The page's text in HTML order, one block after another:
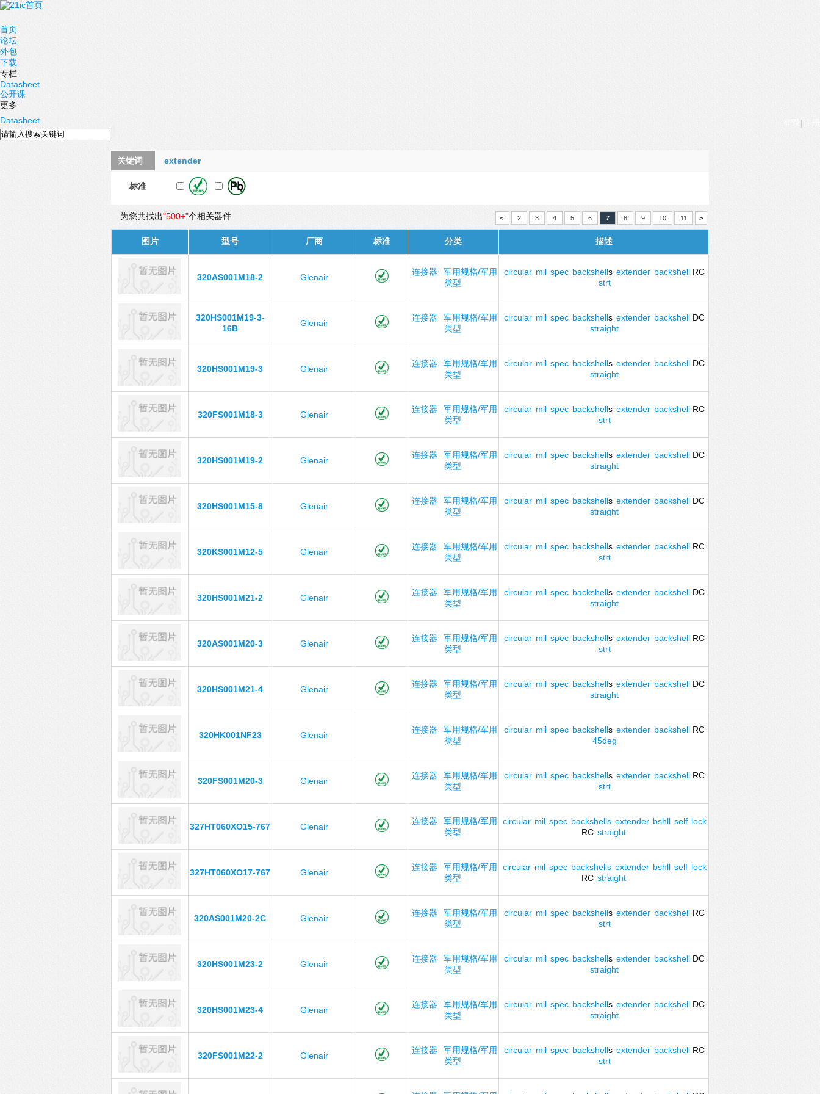
首页
论坛
外包
下载
专栏
Datasheet
公开课
更多
|
Datasheet
关键词 extender
标准
为您共找出"500+"个相关器件 < 2 3 4 5 6 7 8 9 10 11 >
图片 型号 厂商 标准 分类 描述
320AS001M18-2 Glenair
连接器
军用规格/军用
类型
circular mil spec backshells extender backshell RC
strt
320HS001M19-3-
16B
Glenair
连接器
军用规格/军用
类型
circular mil spec backshells extender backshell DC
straight
320HS001M19-3 Glenair
连接器
军用规格/军用
类型
circular mil spec backshells extender backshell DC
straight
320FS001M18-3 Glenair
连接器
军用规格/军用
类型
circular mil spec backshells extender backshell RC
strt
320HS001M19-2 Glenair
连接器
军用规格/军用
类型
circular mil spec backshells extender backshell DC
straight
320HS001M15-8 Glenair
连接器
军用规格/军用
类型
circular mil spec backshells extender backshell DC
straight
320KS001M12-5 Glenair
连接器
军用规格/军用
类型
circular mil spec backshells extender backshell RC
strt
320HS001M21-2 Glenair
连接器
军用规格/军用
类型
circular mil spec backshells extender backshell DC
straight
320AS001M20-3 Glenair
连接器
军用规格/军用
类型
circular mil spec backshells extender backshell RC
strt
320HS001M21-4 Glenair
连接器
军用规格/军用
类型
circular mil spec backshells extender backshell DC
straight
320HK001NF23 Glenair
连接器
军用规格/军用
类型
circular mil spec backshells extender backshell RC
45deg
320FS001M20-3 Glenair
连接器
军用规格/军用
类型
circular mil spec backshells extender backshell RC
strt
327HT060XO15-767 Glenair
连接器
军用规格/军用
类型
circular mil spec backshells extender bshll self lock
RC straight
327HT060XO17-767 Glenair
连接器
军用规格/军用
类型
circular mil spec backshells extender bshll self lock
RC straight
320AS001M20-2C Glenair
连接器
军用规格/军用
类型
circular mil spec backshells extender backshell RC
strt
320HS001M23-2 Glenair
连接器
军用规格/军用
类型
circular mil spec backshells extender backshell DC
straight
320HS001M23-4 Glenair
连接器
军用规格/军用
类型
circular mil spec backshells extender backshell DC
straight
320FS001M22-2 Glenair
连接器
军用规格/军用
类型
circular mil spec backshells extender backshell RC
strt